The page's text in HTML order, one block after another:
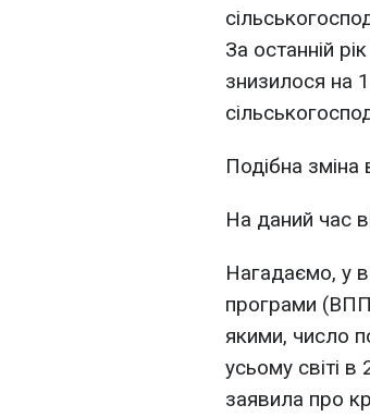
За останній
знизилося на
Подібна зміна
На даний час
Нагадаємо, у
програми
якими, число
усьому світі
заявила про